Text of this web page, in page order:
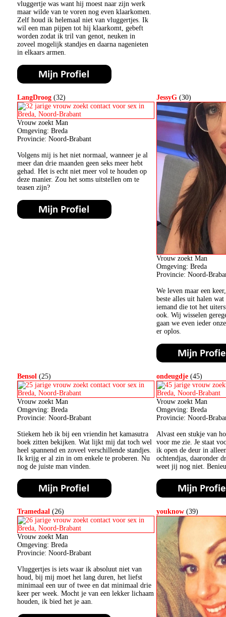
vluggertje was want hij moest naar zijn werk
maar wilde van te voren nog even klaarkomen.
Zelf houd ik helemaal niet van vluggertjes. Ik
wil een man pijpen tot hij klaarkomt, gebeft
worden zodat ik tril van genot, neuken in
zoveel mogelijk standjes en daarna nagenieten
in elkaars armen.
LangDroog (32)
Vrouw zoekt Man
Omgeving: Breda
Provincie: Noord-Brabant
Volgens mij is het niet normaal, wanneer je al
meer dan drie maanden geen seks meer hebt
gehad. Het is echt niet meer vol te houden op
deze manier. Zou het soms uitstellen om te
teasen zijn?
JessyG (30)
Vrouw zoekt Man
Omgeving: Breda
Provincie: Noord-
We leven maar een
beste alles uit halen
iemand die tot het
ook. Wij wisselen
gaan we even ieder
er oplos.
Bensol (25)
Vrouw zoekt Man
Omgeving: Breda
Provincie: Noord-Brabant
Stiekem heb ik bij een vriendin het kamasutra
boek zitten bekijken. Wat lijkt mij dat toch wel
heel spannend en zoveel verschillende standjes.
Ik krijg er al zin in om enkele te proberen. Nu
nog de juiste man vinden.
ondeugdje (45)
Vrouw zoekt Man
Omgeving: Breda
Provincie: Noord-
Alvast een stukje van
voor me zie. Je staat
ik open de deur in
ochtendjas, daaronder
weet jij nog niet.
Tramedaal (26)
Vrouw zoekt Man
Omgeving: Breda
Provincie: Noord-Brabant
Vluggertjes is iets waar ik absoluut niet van
houd, bij mij moet het lang duren, het liefst
minimaal een uur of twee en dat minimaal drie
keer per week. Mocht je van een lekker lichaam
houden, ik bied het je aan.
youknow (39)